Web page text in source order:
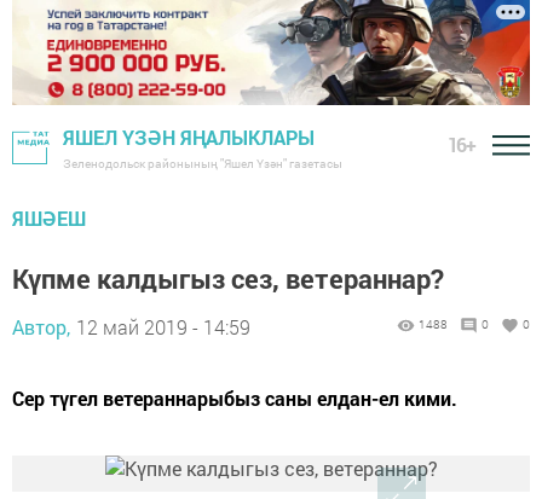
ЯШЕЛ ҮЗӘН ЯҢАЛЫКЛАРЫ
Зеленодольск районының "Яшел Үзән" газетасы
16+
ЯШӘЕШ
Күпме калдыгыз сез, ветераннар?
Автор, 12 май 2019 - 14:59 1488 0 0
Сер түгел ветераннарыбыз саны елдан-ел кими.